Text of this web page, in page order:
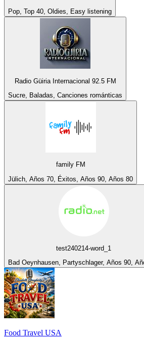
Pop, Top 40, Oldies, Easy listening
Radio Güiria Internacional 92.5 FM
Sucre, Baladas, Canciones románticas
family FM
Jülich, Años 70, Éxitos, Años 90, Años 80
test240214-word_1
Bad Oeynhausen, Partyschlager, Años 90,
Food Travel USA